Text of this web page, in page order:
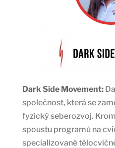
Dark Side Movement:
společnost, která se
fyzický seberozvoj.
spoustu programů na
specializované